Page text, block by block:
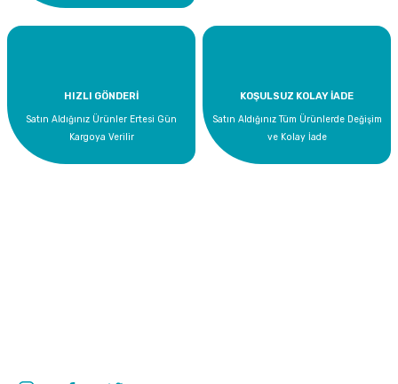
HIZLI GÖNDERİ
Satın Aldığınız Ürünler Ertesi Gün
Kargoya Verilir
KOŞULSUZ KOLAY İADE
Satın Aldığınız Tüm Ürünlerde Değişim
ve Kolay İade